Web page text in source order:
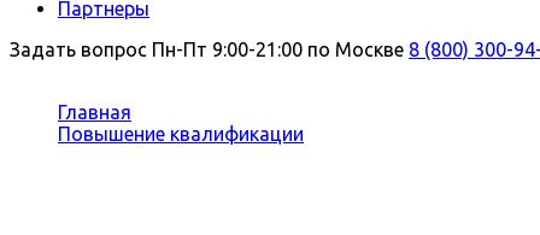
Партнеры
Задать вопрос Пн-Пт 9:00-21:00 по Москве 8 (800) 300-
Главная
Повышение квалификации